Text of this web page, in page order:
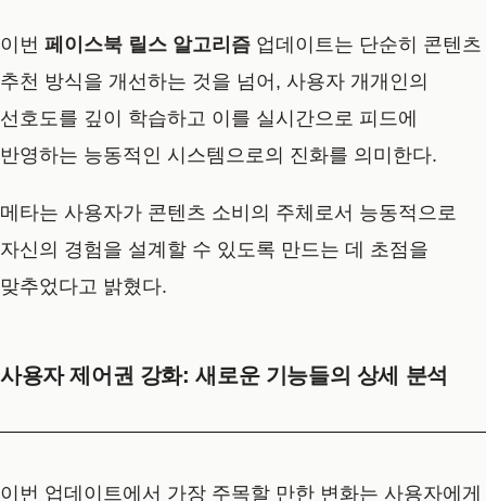
이번 페이스북 릴스 알고리즘 업데이트는 단순히 콘텐츠
추천 방식을 개선하는 것을 넘어, 사용자 개개인의
선호도를 깊이 학습하고 이를 실시간으로 피드에
반영하는 능동적인 시스템으로의 진화를 의미한다.
메타는 사용자가 콘텐츠 소비의 주체로서 능동적으로
자신의 경험을 설계할 수 있도록 만드는 데 초점을
맞추었다고 밝혔다.
사용자 제어권 강화: 새로운 기능들의 상세 분석
이번 업데이트에서 가장 주목할 만한 변화는 사용자에게